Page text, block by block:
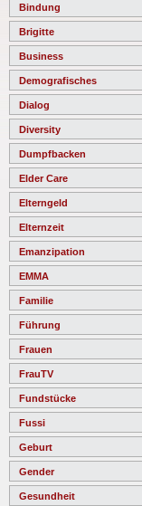
Bindung
Brigitte
Business
Demografisches
Dialog
Diversity
Dumpfbacken
Elder Care
Elterngeld
Elternzeit
Emanzipation
EMMA
Familie
Führung
Frauen
FrauTV
Fundstücke
Fussi
Geburt
Gender
Gesundheit